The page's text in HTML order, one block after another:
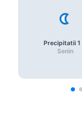
Precipitatii 1
Senin